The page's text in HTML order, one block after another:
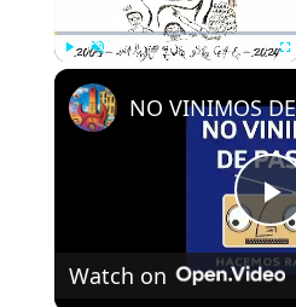
P
Watch on